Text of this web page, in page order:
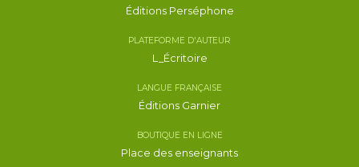
Éditions Perséphone
PLATEFORME D'AUTEUR
L_Écritoire
LANGUE FRANÇAISE
Éditions Garnier
BOUTIQUE EN LIGNE
Place des enseignants